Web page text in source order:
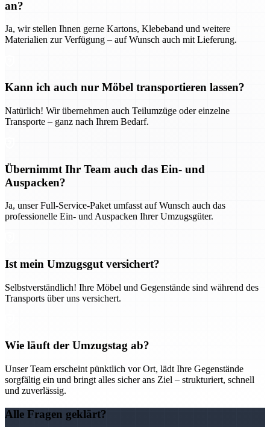
an?
Ja, wir stellen Ihnen gerne Kartons, Klebeband und weitere
Materialien zur Verfügung – auf Wunsch auch mit Lieferung.
Kann ich auch nur Möbel transportieren lassen?
Natürlich! Wir übernehmen auch Teilumzüge oder einzelne
Transporte – ganz nach Ihrem Bedarf.
Übernimmt Ihr Team auch das Ein- und
Auspacken?
Ja, unser Full-Service-Paket umfasst auf Wunsch auch das
professionelle Ein- und Auspacken Ihrer Umzugsgüter.
Ist mein Umzugsgut versichert?
Selbstverständlich! Ihre Möbel und Gegenstände sind während des
Transports über uns versichert.
Wie läuft der Umzugstag ab?
Unser Team erscheint pünktlich vor Ort, lädt Ihre Gegenstände
sorgfältig ein und bringt alles sicher ans Ziel – strukturiert, schnell
und zuverlässig.
Alle Fragen geklärt?